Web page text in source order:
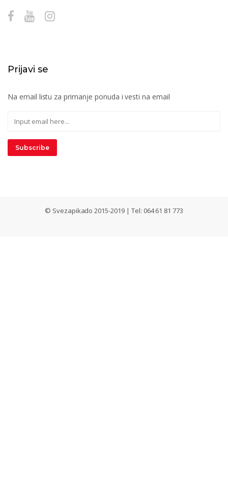
Prijavi se
Na email listu za primanje ponuda i vesti na email
Subscribe
© Svezapikado 2015-2019 | Tel: 064 61 81 773